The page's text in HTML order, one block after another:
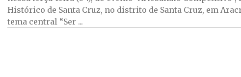
Histórico de Santa Cruz, no distrito de Santa Cruz, em
tema central “Ser ...